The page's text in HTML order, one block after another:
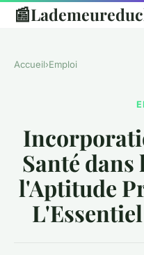
📰
Accueil›Emploi
Santé
l'Aptitude